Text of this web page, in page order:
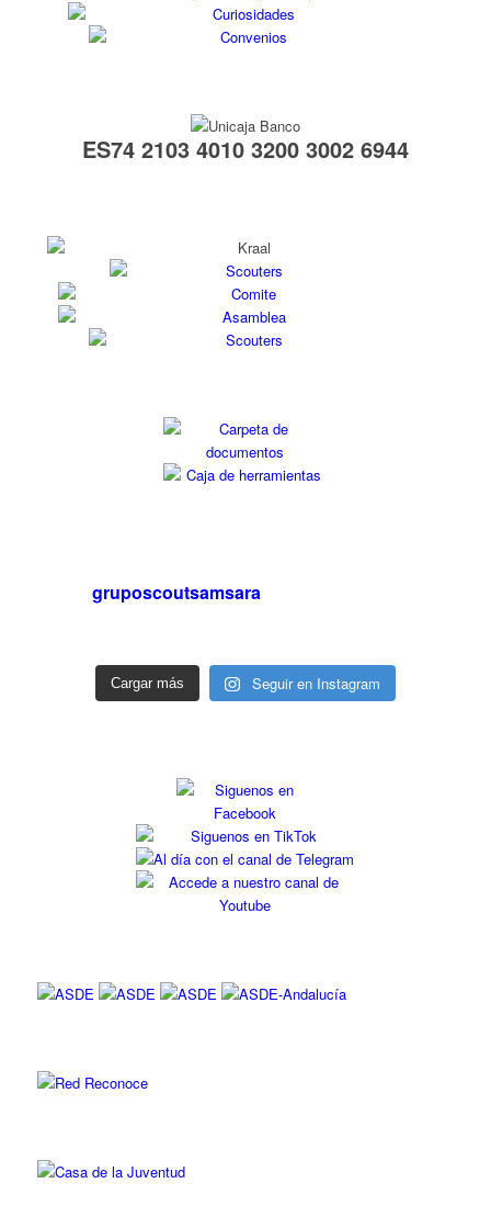
ES74 2103 4010 3200 3002 6944
gruposcoutsamsara
Cargar más Seguir en Instagram